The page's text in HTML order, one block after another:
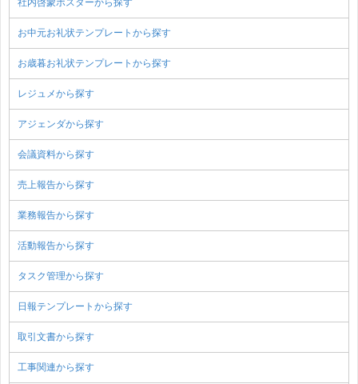
社内啓蒙ポスターから探す
お中元お礼状テンプレートから探す
お歳暮お礼状テンプレートから探す
レジュメから探す
アジェンダから探す
会議資料から探す
売上報告から探す
業務報告から探す
活動報告から探す
タスク管理から探す
日報テンプレートから探す
取引文書から探す
工事関連から探す